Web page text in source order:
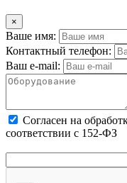
×
Ваше имя:
Контактный телефон:
Ваш e-mail:
Cогласен на
соответствии с 152-ФЗ